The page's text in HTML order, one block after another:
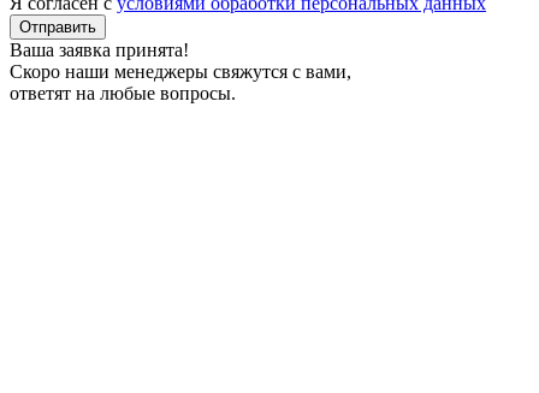
Отправить
Ваша заявка принята!
Скоро наши менеджеры свяжутся с вами,
ответят на любые вопросы.